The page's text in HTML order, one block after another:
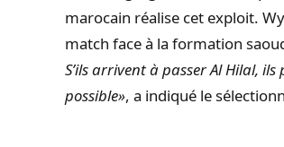
marocain réalise cet exploit.
match face à la formation
S’ils arrivent à passer Al Hilal,
possible», a indiqué le